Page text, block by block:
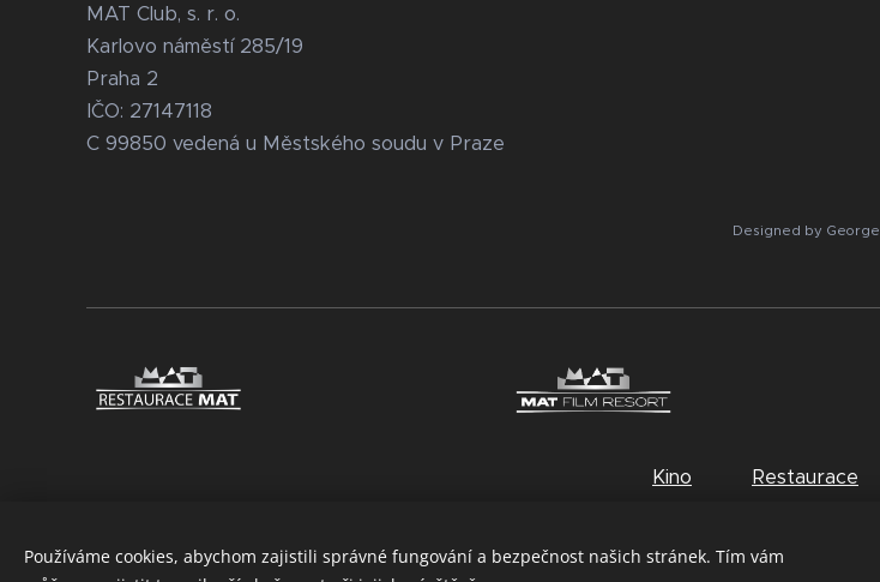
MAT Club, s. r. o.
Karlovo náměstí 285/19
Praha 2
IČO: 27147118
C 99850 vedená u Městského soudu v Praze
Designed by George
Kino Restaurace
Používáme cookies, abychom zajistili správné fungování a bezpečnost našich stránek. Tím vám